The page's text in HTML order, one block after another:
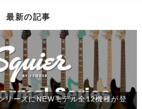
最新の記事
ーズにNEWモデル全12機種が登